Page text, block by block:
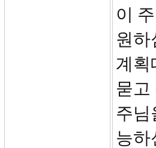
이
원하
계획
묻고
주님
능하